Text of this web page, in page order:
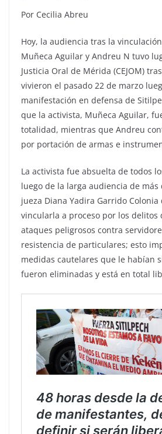
Por Cecilia Abreu
Hoy, la audiencia tras la
Muñeca Aguilar y Andreu N tuvo
Justicia Oral de Mérida (CEJOM)
vivieron el pasado 22 de marzo
manifestación en defensa de
que la activista, Muñeca Aguilar,
totalidad, mientras que Andreu
por portación de armas e
La activista fue absuelta de todos
luego de la larga audiencia de más
jueza Diana Yadira Garrido
vincularla a proceso por los delitos
ataques peligrosos contra
resistencia de particulares; esto
medidas cautelares que le habían
fueron eliminadas y está en total